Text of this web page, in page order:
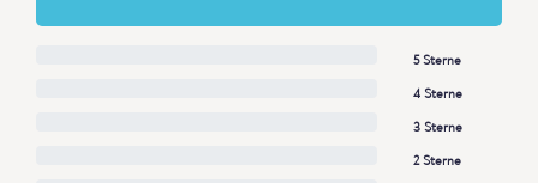
5 Sterne
4 Sterne
3 Sterne
2 Sterne